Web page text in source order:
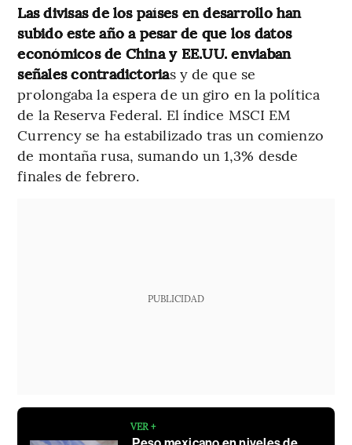
Las divisas de los países en desarrollo han
subido este año a pesar de que los datos
económicos de China y EE.UU. enviaban
señales contradictorias y de que se
prolongaba la espera de un giro en la política
de la Reserva Federal. El índice MSCI EM
Currency se ha estabilizado tras un comienzo
de montaña rusa, sumando un 1,3% desde
finales de febrero.
PUBLICIDAD
VER +